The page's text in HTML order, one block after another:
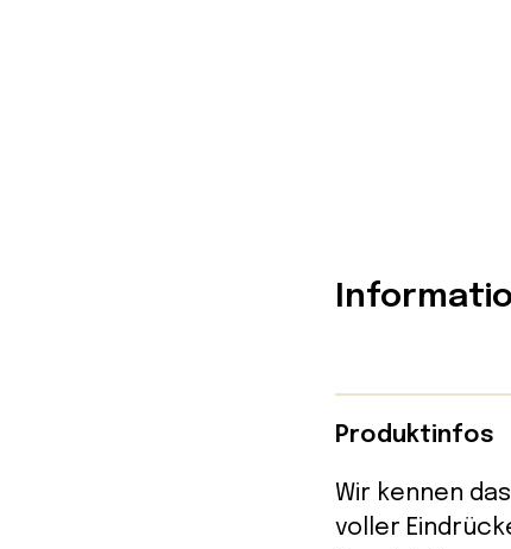
Produktinfos
Wir kennen
voller